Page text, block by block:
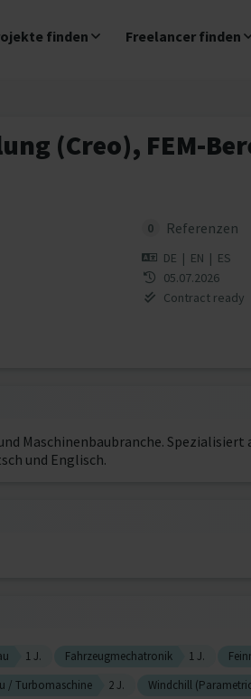
finden Freelancer finden
(Creo), FEM-
0 Referenzen
DE | EN | ES
05.07.2026
Contract ready
Spezialisiert
und Englisch.
1 J. Fahrzeugmechatronik 1 J.
/ Turbomaschine 2 J. Windchill